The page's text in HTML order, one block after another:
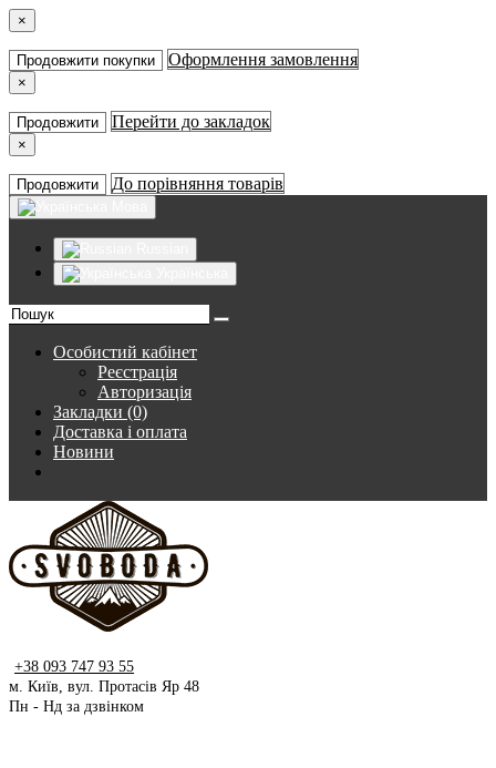
×
Продовжити покупки Оформлення замовлення
×
Продовжити Перейти до закладок
×
Продовжити До порівняння товарів
Особистий кабінет
Реєстрація
Авторизація
Закладки (0)
Доставка і оплата
Новини
+38 093 747 93 55
м. Київ, вул. Протасів Яр 48
Пн - Нд за дзвінком